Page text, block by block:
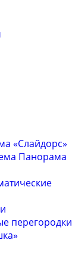
«Слайдорс»
Панорама
перегородки